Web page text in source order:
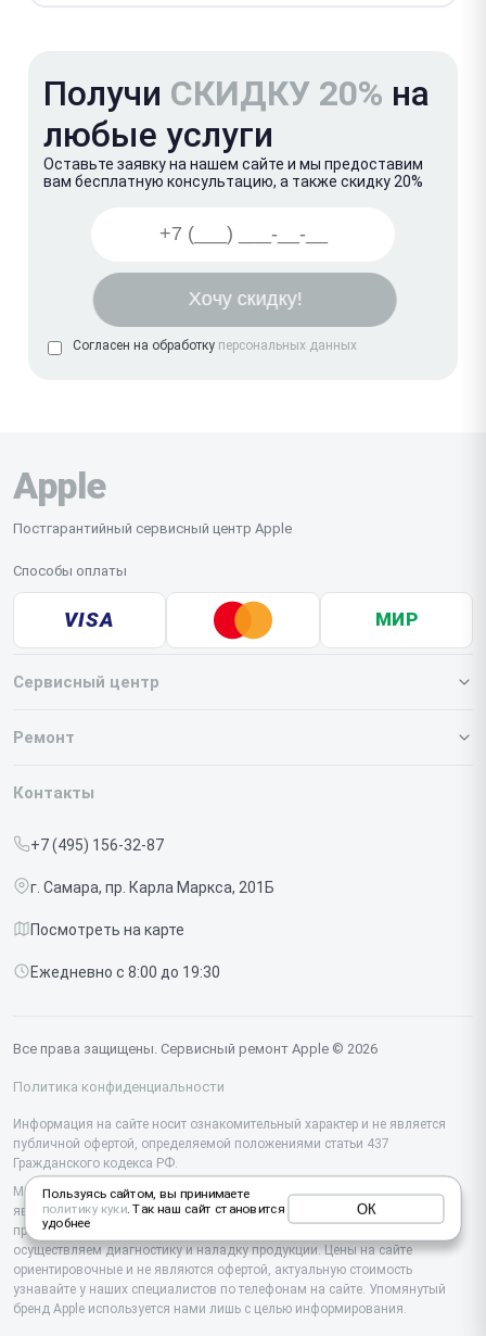
Получи СКИДКУ 20% на
любые услуги
Оставьте заявку на нашем сайте и мы предоставим
вам бесплатную консультацию, а также скидку 20%
Согласен на обработку персональных данных
Apple
Постгарантийный сервисный центр Apple
Способы оплаты
VISA МИР
Сервисный центр
О нашем сервисе
Срочный ремонт
Доставка и способы оплаты
Диагностика
Контакты
Ремонт
Iphone
Studio Display
Vision Pro
Контакты
+7 (495) 156-32-87
г. Самара, пр. Карла Маркса, 201Б
Посмотреть на карте
Ежедневно с 8:00 до 19:30
Все права защищены. Сервисный ремонт Apple © 2026
Политика конфиденциальности
Информация на сайте носит ознакомительный характер и не является
публичной офертой, определяемой положениями статьи 437
Гражданского кодекса РФ.
Мы специализируемся на обслуживании и ремонте техники Apple, но не
являемся их официальным представителем. Предоставляем
профессиональные услуги после истечения гарантии, а также
осуществляем диагностику и наладку продукции. Цены на сайте
ориентировочные и не являются офертой, актуальную стоимость
узнавайте у наших специалистов по телефонам на сайте. Упомянутый
бренд Apple используется нами лишь с целью информирования.
Пользуясь сайтом, вы принимаете
политику куки. Так наш сайт становится
удобнее
ОК